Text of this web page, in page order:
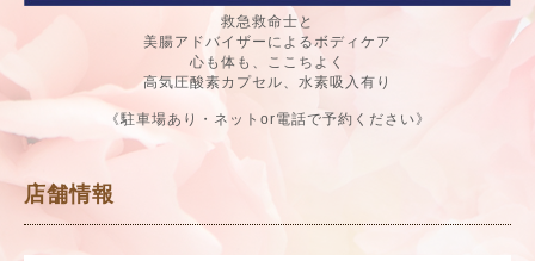
救急救命士と
美腸アドバイザーによるボディケア
心も体も、ここちよく
高気圧酸素カプセル、水素吸入有り
《駐車場あり・ネットor電話で予約ください》
店舗情報